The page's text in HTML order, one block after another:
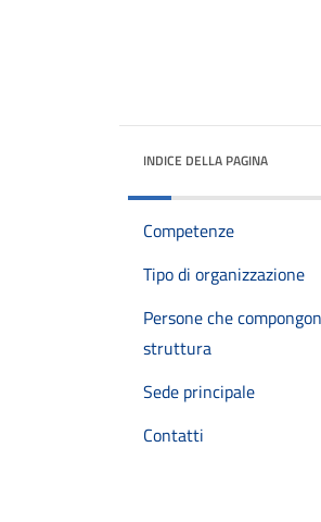
INDICE DELLA PAGINA
Competenze
Tipo di organizzazione
Persone che
struttura
Sede principale
Contatti